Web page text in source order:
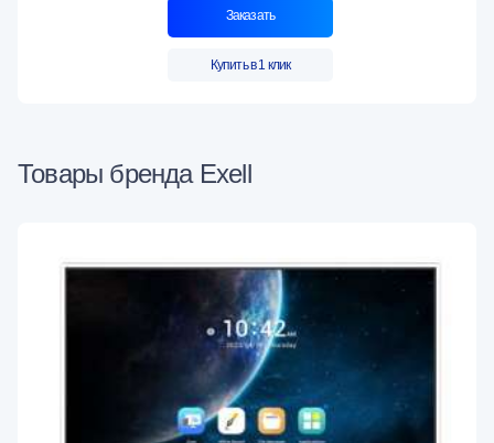
Заказать
Купить в 1 клик
Товары бренда Exell